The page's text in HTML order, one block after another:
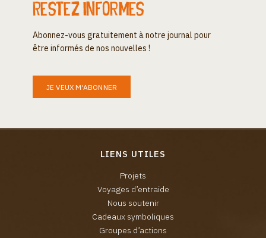
Restez informés
Abonnez-vous gratuitement à notre journal pour
être informés de nos nouvelles !
JE VEUX M'ABONNER
LIENS UTILES
Projets
Voyages d’entraide
Nous soutenir
Cadeaux symboliques
Groupes d’actions